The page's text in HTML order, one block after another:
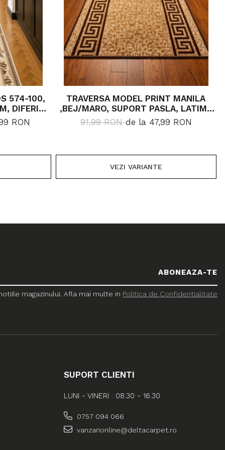
574-100,
DIFERITE
MPRON
TRAVERSA MODEL PRINT MANILA
,BEJ/MARO, SUPORT PASLA, LATIME
60 CM, 820 GR/MP
91,99 RONde la 47,99 RON
VEZI VARIANTE
magazinului. Afla mai multe in Politica de Confidentialitate
SUPORT CLIENTI
LUNI - VINERI : 08.30 - 16.30
0757 094 066
vanzarionline@deltacarpet.ro